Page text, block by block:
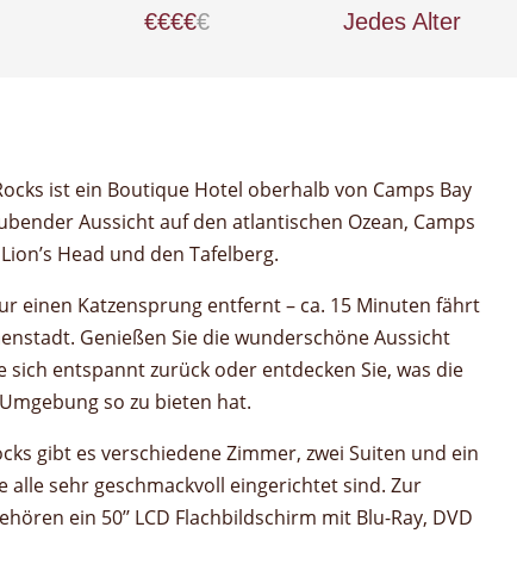
€€€€€ Jedes Alter
ist ein Boutique Hotel oberhalb von Camps Bay
Aussicht auf den atlantischen Ozean, Camps
Head und den Tafelberg.
einen Katzensprung entfernt – ca. 15 Minuten fährt
Genießen Sie die wunderschöne Aussicht
sich entspannt zurück oder entdecken Sie, was die
so zu bieten hat.
gibt es verschiedene Zimmer, zwei Suiten und ein
alle sehr geschmackvoll eingerichtet sind. Zur
ein 50’’ LCD Flachbildschirm mit Blu-Ray, DVD